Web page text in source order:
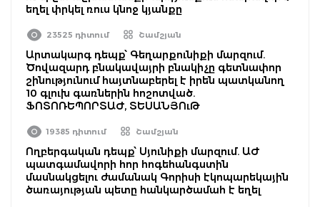
եղել փրկել ռուս կնոջ կյանքը
23525 դիտում Շամշյան
Արտակարգ դեպք՝ Գեղարքունիքի մարզում.
Ծովազարդ բնակավայրի բնակիչը գետնափոր
շինությունում հայտնաբերել է իրեն պատկանող
10 գլուխ գառներին հոշոտված.
ՖՈՏՈՌԵՊՈՐՏԱԺ, ՏԵՍԱՆՅՈւԹ
19385 դիտում Շամշյան
Ողբերգական դեպք՝ Սյունիքի մարզում. ԱԺ
պատգամավորի հոր հոգեհանգստին
մասնակցելու ժամանակ Գորիսի էկոպարեկային
ծառայության պետը հանկարծամահ է եղել